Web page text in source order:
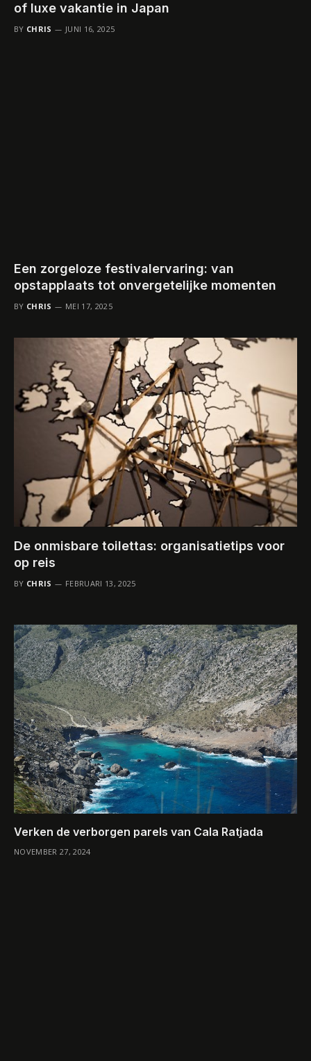
of luxe vakantie in Japan
BY CHRIS JUNI 16, 2025
Een zorgeloze festivalervaring: van
opstapplaats tot onvergetelijke momenten
BY CHRIS MEI 17, 2025
De onmisbare toilettas: organisatietips voor
op reis
BY CHRIS FEBRUARI 13, 2025
Verken de verborgen parels van Cala Ratjada
NOVEMBER 27, 2024